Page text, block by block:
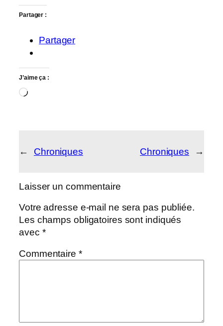
Partager :
Partager
J’aime ça :
Chargement…
← Chroniques Chroniques →
Laisser un commentaire
Votre adresse e-mail ne sera pas publiée.
Les champs obligatoires sont indiqués
avec *
Commentaire *